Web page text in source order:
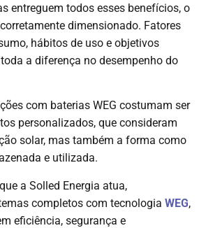
entreguem todos esses benefícios, o
dimensionado. Fatores
hábitos de uso e objetivos
a diferença no desempenho do
com baterias WEG costumam ser
personalizados, que consideram
solar, mas também a forma como
e utilizada.
a Solled Energia atua,
completos com tecnologia WEG,
eficiência, segurança e